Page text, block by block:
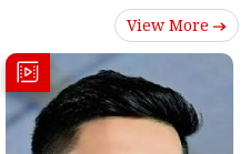
View More